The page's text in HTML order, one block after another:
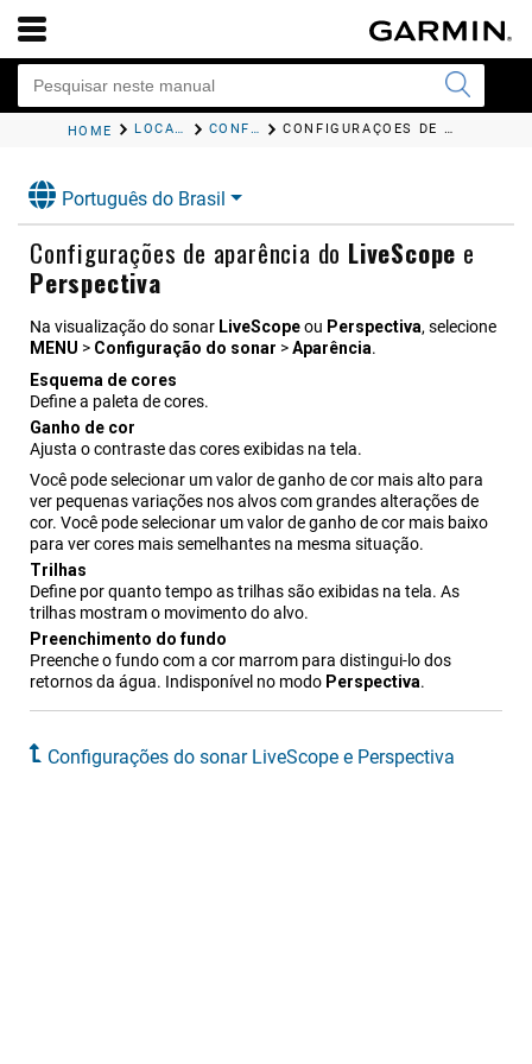
HOME LOCALIZADOR DE CARDUME COM SONAR CONFIGURAÇÕES DO SONAR LIVESCOPE E PERSPECTIVA CONFIGURAÇÕES DE APARÊNCIA DO
Português do Brasil
Configurações de aparência do LiveScope e
Perspectiva
Na visualização do sonar LiveScopeou Perspectiva, selecione
MENU > Configuração do sonar >Aparência.
Esquema de cores
Define a paleta de cores.
Ganho de cor
Ajusta o contraste das cores exibidas na tela.
Você pode selecionar um valor de ganho de cor mais alto para
ver pequenas variações nos alvos com grandes alterações de
cor. Você pode selecionar um valor de ganho de cor mais baixo
para ver cores mais semelhantes na mesma situação.
Trilhas
Define por quanto tempo as trilhas são exibidas na tela. As
trilhas mostram o movimento do alvo.
Preenchimento do fundo
Preenche o fundo com a cor marrom para distingui-lo dos
retornos da água. Indisponível no modo Perspectiva.
Configurações do sonar LiveScope e Perspectiva